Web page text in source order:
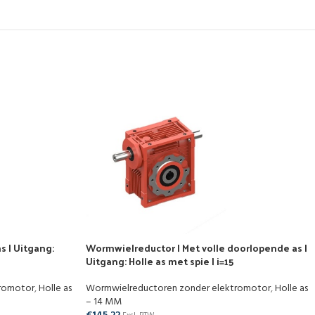
| Uitgang:
,Holle as
Wormwielreductor | Met volle doorlopende as |
Uitgang: Holle as met spie | i=15
Wormwielreductoren zonder elektromotor,Holle as
– 14 MM